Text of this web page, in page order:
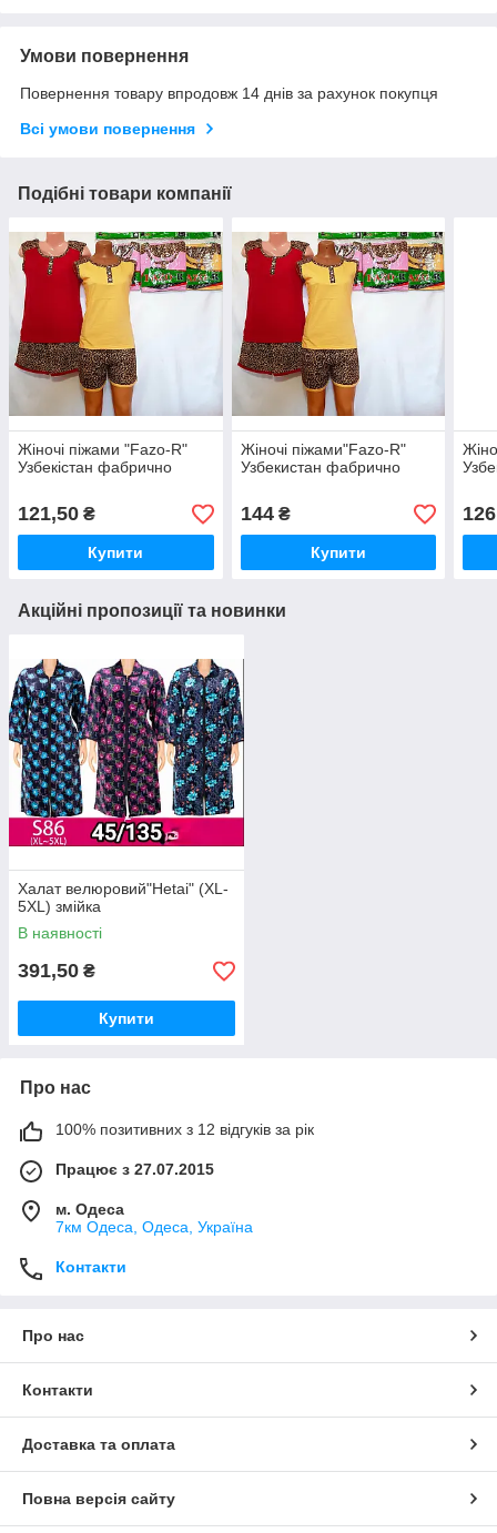
Умови повернення
Повернення товару впродовж 14 днів за рахунок покупця
Всі умови повернення
Подібні товари компанії
Жіночі піжами "Fazo-R"
Узбекістан фабрично
121,50 ₴
Купити
Жіночі піжами"Fazo-R"
Узбекистан фабрично
144₴
Купити
126
Акційні пропозиції та новинки
Халат велюровий"Hetai" (XL-
5XL) змійка
В наявності
391,50 ₴
Купити
Про нас
100% позитивних з 12 відгуків за рік
Працює з 27.07.2015
м. Одеса
7км Одеса, Одеса, Україна
Контакти
Про нас
Контакти
Доставка та оплата
Повна версія сайту